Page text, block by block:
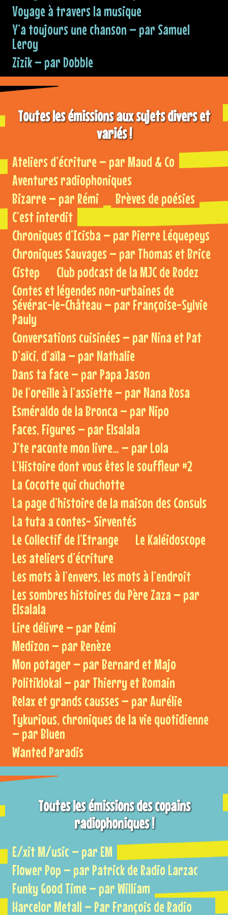
Voyage à travers la musique
Y’a toujours une chanson – par Samuel
Leroy
Zizik – par Dobble
Toutes les émissions aux sujets divers et
variés !
Ateliers d’écriture – par Maud & Co
Aventures radiophoniques
Bizarre – par Rémi
Brèves de poésies
C’est interdit
Chroniques d’Icisba – par Pierre Léquepeys
Chroniques Sauvages – par Thomas et Brice
Cistep
Club podcast de la MJC de Rodez
Contes et légendes non-urbaines de
Sévérac-le-Château – par Françoise-Sylvie
Pauly
Conversations cuisinées – par Nina et Pat
D’aïci, d’aïla – par Nathalie
Dans ta face – par Papa Jason
De l’oreille à l’assiette – par Nana Rosa
Esméraldo de la Bronca – par Nipo
Faces, Figures – par Elsalala
J’te raconte mon livre… – par Lola
L’Histoire dont vous êtes le souffleur #2
La Cocotte qui chuchotte
La page d’histoire de la maison des Consuls
La tuta a contes- Sirventés
Le Collectif de l’Etrange
Le Kaléidoscope
Les ateliers d’écriture
Les mots à l’envers, les mots à l’endroit
Les sombres histoires du Père Zaza – par
Elsalala
Lire délivre – par Rémi
Medizon – par Renèze
Mon potager – par Bernard et Majo
Politiklokal – par Thierry et Romain
Relax et grands causses – par Aurélie
Tykurious, chroniques de la vie quotidienne
– par Bluen
Wanted Paradis
Toutes les émissions des copains
radiophoniques !
E/xit M/usic – par EM
Flower Pop – par Patrick de Radio Larzac
Funky Good Time – par William
Harcelor Metall – Par François de Radio